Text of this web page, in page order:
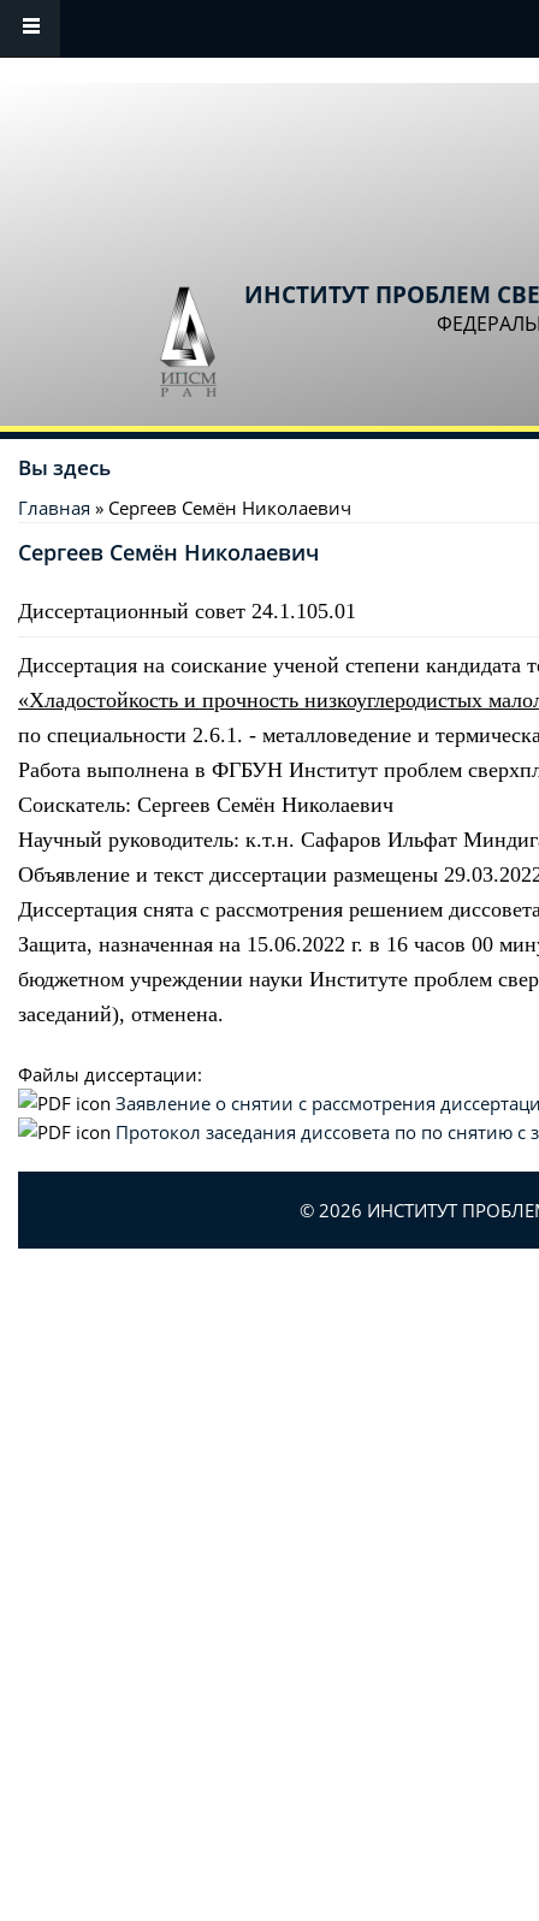
Перейти к основному содержанию
ИНСТИТУТ ПРОБЛЕМ
Вы здесь
Главная » Сергеев Семён Николаевич
Сергеев Семён Николаевич
Диссертационный совет 24.1.105.01
Диссертация на соискание ученой степени кандидата
«Хладостойкость и прочность низкоуглеродистых
по специальности 2.6.1. - металловедение и
Работа выполнена в ФГБУН Институт проблем
Соискатель: Сергеев Семён Николаевич
Научный руководитель: к.т.н. Сафаров Ильфат
Объявление и текст диссертации размещены
Диссертация снята с рассмотрения решением
Защита, назначенная на 15.06.2022 г. в 16 часов 00
бюджетном учреждении науки Институте проблем
заседаний), отменена.
Файлы диссертации:
Заявление о снятии с рассмотрения
Протокол заседания диссовета по по снятию
© 2026 ИНСТИТУТ